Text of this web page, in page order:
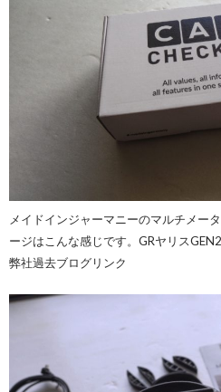
メイドインジャーマニーのマルチメー
ージはこんな感じです。GRヤリス
弊社過去ブログリンク